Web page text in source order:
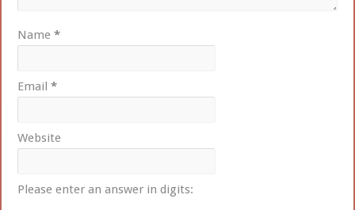
Name*
Email*
Website
Please enter an answer in digits: